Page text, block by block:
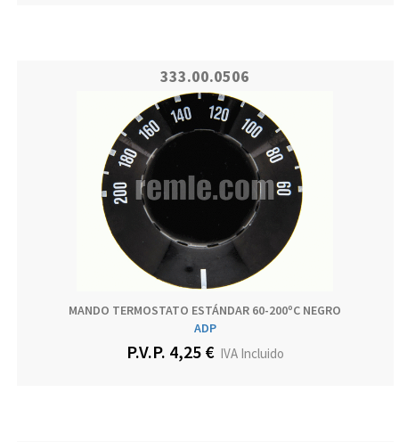
333.00.0506
MANDO TERMOSTATO ESTÁNDAR 60-200ºC NEGRO
ADP
P.V.P. 4,25 €IVA Incluido